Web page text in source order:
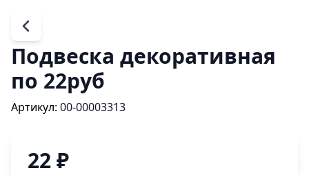
Подвеска декоративная
по 22руб
Артикул: 00-00003313
22₽